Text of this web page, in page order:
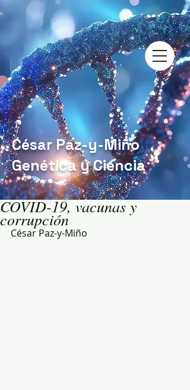
César Paz-y-Miño
Genética y Ciencia
COVID-19, vacunas y
corrupción
César Paz-y-Miño